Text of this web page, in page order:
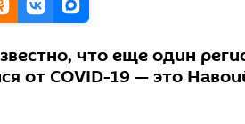
что еще один
от COVID-19 — это